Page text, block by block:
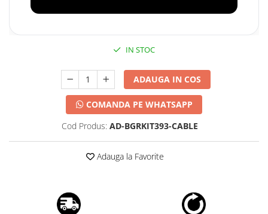
IN STOC
ADAUGA IN COS
COMANDA PE WHATSAPP
Cod Produs: AD-BGRKIT393-CABLE
Adauga la Favorite